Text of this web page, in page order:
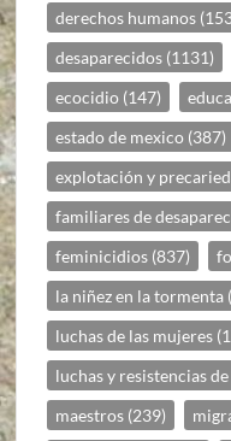
derechos humanos
desaparecidos (1131)
ecocidio (147)
estado de mexico (387)
explotación y
familiares de
feminicidios (837)
la niñez en la tormenta
luchas de las mujeres
luchas y resistencias
maestros (239)